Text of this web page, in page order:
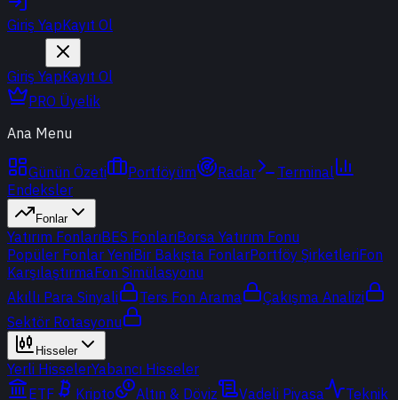
Giriş YapKayıt Ol
Giriş YapKayıt Ol
PRO Üyelik
Ana Menu
Günün Özeti Portföyüm Radar
Terminal
Endeksler
Fonlar
Yatırım FonlarıBES FonlarıBorsa Yatırım Fonu
Popüler Fonlar YeniBir Bakışta FonlarPortföy ŞirketleriFon
KarşılaştırmaFon Simülasyonu
Akıllı Para Sinyali
Ters Fon Arama
Çakışma Analizi
Sektör Rotasyonu
Hisseler
Yerli HisselerYabancı Hisseler
ETF
Kripto Altın & Döviz Vadeli Piyasa
Teknik